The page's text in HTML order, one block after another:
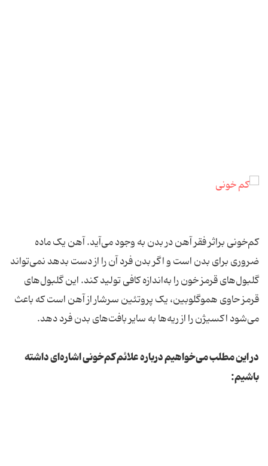
کم‌خونی براثر فقر آهن در بدن به وجود می‌آید. آهن یک ماده
ضروری برای بدن است و اگر بدن فرد آن را از دست بدهد نمی‌تواند
گلبول‌های قرمز خون را به‌اندازه کافی تولید کند. این گلبول‌های
قرمز حاوی هموگلوبین، یک پروتئین سرشار از آهن است که باعث
می‌شود اکسیژن را از ریه‌ها به سایر بافت‌های بدن فرد دهد.
در این مطلب می‌خواهیم درباره علائم کم‌خونی اشاره‌ای داشته
باشیم: